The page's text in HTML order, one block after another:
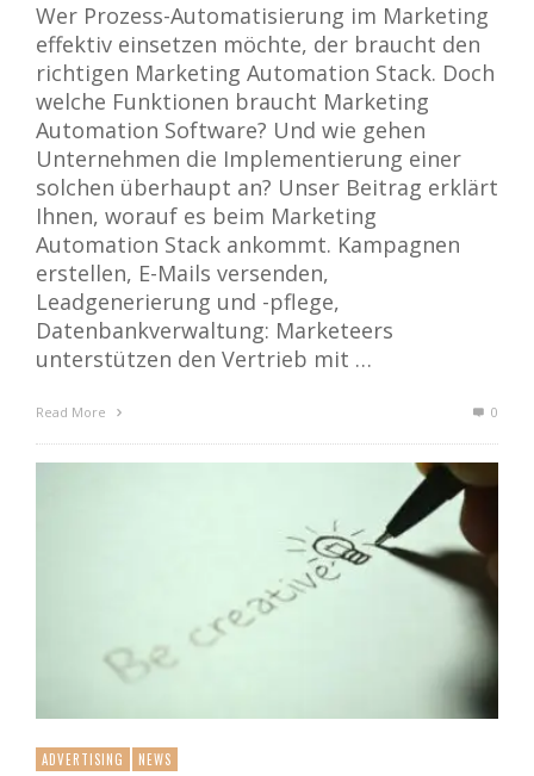
Wer Prozess-Automatisierung im Marketing
effektiv einsetzen möchte, der braucht den
richtigen Marketing Automation Stack. Doch
welche Funktionen braucht Marketing
Automation Software? Und wie gehen
Unternehmen die Implementierung einer
solchen überhaupt an? Unser Beitrag erklärt
Ihnen, worauf es beim Marketing
Automation Stack ankommt. Kampagnen
erstellen, E-Mails versenden,
Leadgenerierung und -pflege,
Datenbankverwaltung: Marketeers
unterstützen den Vertrieb mit …
Read More 0
ADVERTISING NEWS